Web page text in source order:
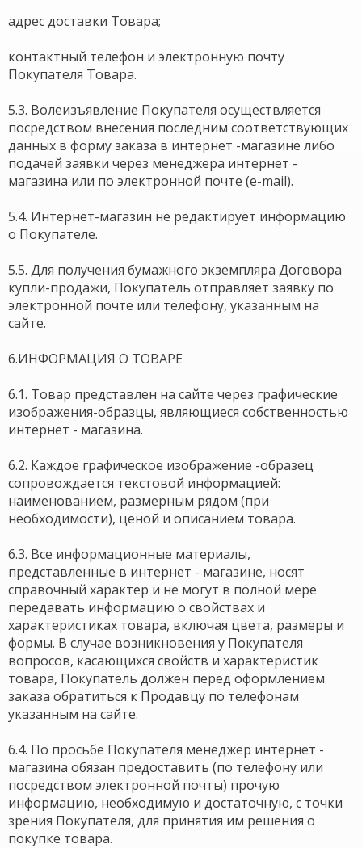
адрес доставки Товара;
контактный телефон и электронную почту
Покупателя Товара.
5.3. Волеизъявление Покупателя осуществляется
посредством внесения последним соответствующих
данных в форму заказа в интернет -магазине либо
подачей заявки через менеджера интернет -
магазина или по электронной почте (e-mail).
5.4. Интернет-магазин не редактирует информацию
о Покупателе.
5.5. Для получения бумажного экземпляра Договора
купли-продажи, Покупатель отправляет заявку по
электронной почте или телефону, указанным на
сайте.
6.ИНФОРМАЦИЯ О ТОВАРЕ
6.1. Товар представлен на сайте через графические
изображения-образцы, являющиеся собственностью
интернет - магазина.
6.2. Каждое графическое изображение -образец
сопровождается текстовой информацией:
наименованием, размерным рядом (при
необходимости), ценой и описанием товара.
6.3. Все информационные материалы,
представленные в интернет - магазине, носят
справочный характер и не могут в полной мере
передавать информацию о свойствах и
характеристиках товара, включая цвета, размеры и
формы. В случае возникновения у Покупателя
вопросов, касающихся свойств и характеристик
товара, Покупатель должен перед оформлением
заказа обратиться к Продавцу по телефонам
указанным на сайте.
6.4. По просьбе Покупателя менеджер интернет -
магазина обязан предоставить (по телефону или
посредством электронной почты) прочую
информацию, необходимую и достаточную, с точки
зрения Покупателя, для принятия им решения о
покупке товара.